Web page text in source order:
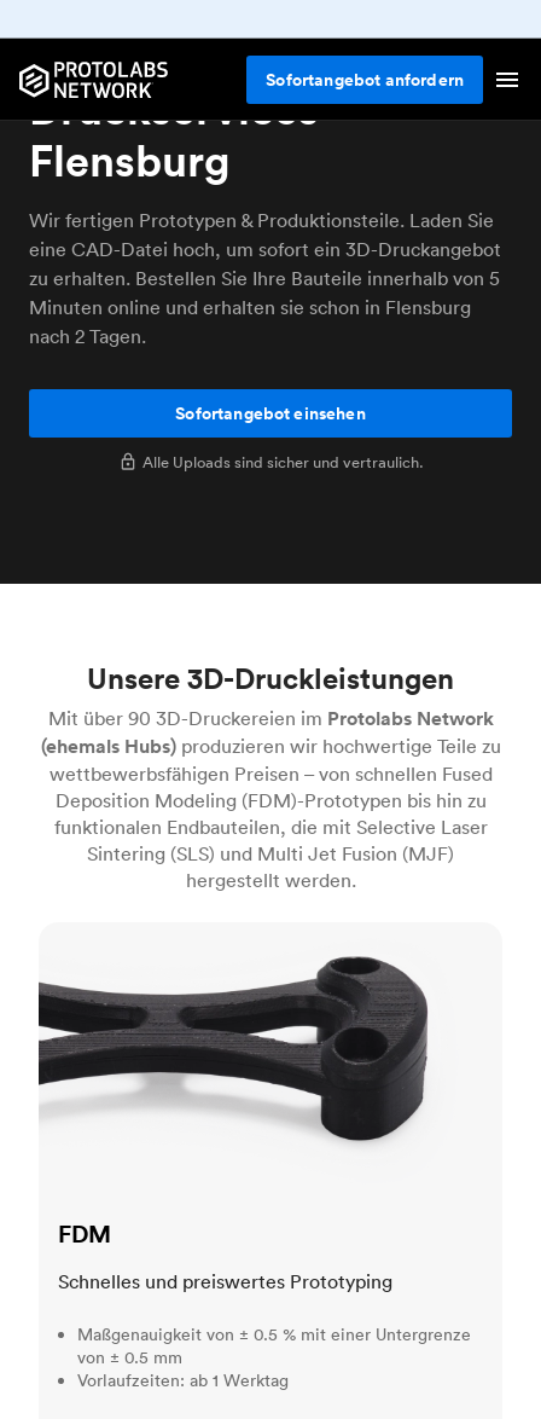
Sofortangebot anfordern
Online 3D-
Druckservices
Flensburg
Wir fertigen Prototypen & Produktionsteile. Laden Sie
eine CAD-Datei hoch, um sofort ein 3D-Druckangebot
zu erhalten. Bestellen Sie Ihre Bauteile innerhalb von 5
Minuten online und erhalten sie schon in Flensburg
nach 2 Tagen.
Sofortangebot einsehen
Alle Uploads sind sicher und vertraulich.
Unsere 3D-Druckleistungen
Mit über 90 3D-Druckereien im Protolabs Network
(ehemals Hubs)produzieren wir hochwertige Teile zu
wettbewerbsfähigen Preisen – von schnellen Fused
Deposition Modeling (FDM)-Prototypen bis hin zu
funktionalen Endbauteilen, die mit Selective Laser
Sintering (SLS) und Multi Jet Fusion (MJF)
hergestellt werden.
FDM
Schnelles und preiswertes Prototyping
Maßgenauigkeit von ± 0.5 % mit einer Untergrenze
von ± 0.5 mm
Vorlaufzeiten: ab 1 Werktag